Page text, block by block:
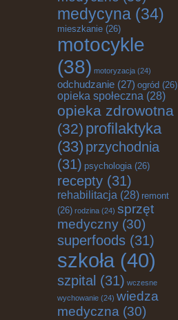
medycyna (34)
mieszkanie (26)
motocykle
(38) motoryzacja (24)
odchudzanie (27) ogród (26)
opieka społeczna (28)
opieka zdrowotna
(32) profilaktyka
(33) przychodnia
(31) psychologia(26)
recepty (31)
rehabilitacja (28) remont
(26) rodzina (24) sprzęt
medyczny (30)
superfoods (31)
szkoła (40)
szpital (31) wczesne
wychowanie (24) wiedza
medyczna (30)